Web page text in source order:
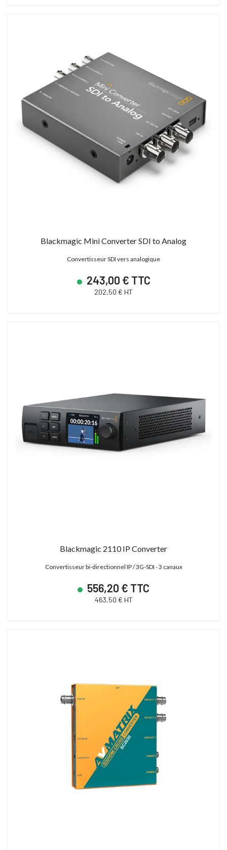
Blackmagic Mini Converter SDI to Analog
Convertisseur SDI vers analogique
243,00 € TTC
202,50 € HT
Blackmagic 2110 IP Converter
Convertisseur bi-directionnel IP / 3G-SDI - 3 canaux
556,20 € TTC
463,50 € HT